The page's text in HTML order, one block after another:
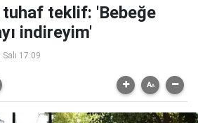
tuhaf teklif: 'Bebeğe
indireyim'
17:09